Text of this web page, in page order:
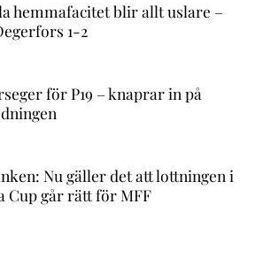
hemmafacitet blir allt uslare –
1-2
för P19 – knaprar in på
Nu gäller det att lottningen i
Cup går rätt för MFF